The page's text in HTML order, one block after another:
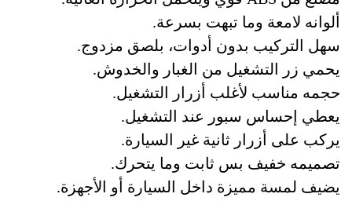
ألوانه لامعة وما تبهت بسرعة.
سهل التركيب بدون أدوات، بلصق مزدوج.
يحمي زر التشغيل من الغبار والخدوش.
حجمه مناسب لأغلب أزرار التشغيل.
يعطي إحساس سبور عند التشغيل.
يركب على أزرار ثانية غير السيارة.
تصميمه خفيف بس ثابت وما يتحرك.
يضيف لمسة مميزة داخل السيارة أو الأجهزة.